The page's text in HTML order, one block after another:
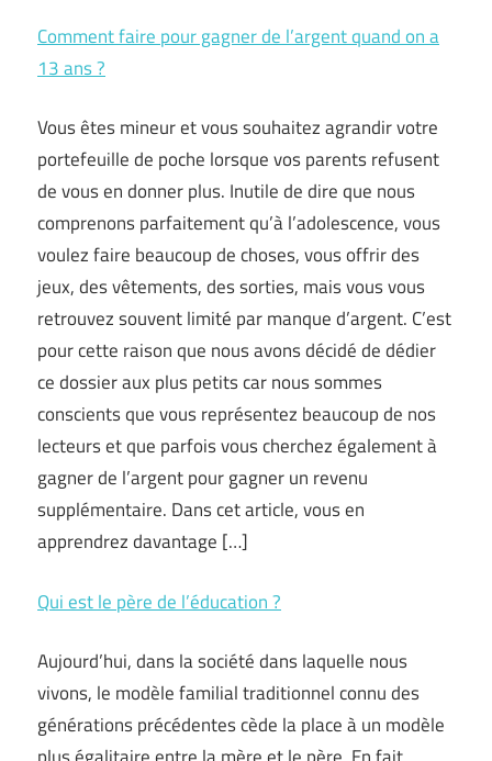
Comment faire pour gagner de l’argent quand on a
13 ans ?
Vous êtes mineur et vous souhaitez agrandir votre
portefeuille de poche lorsque vos parents refusent
de vous en donner plus. Inutile de dire que nous
comprenons parfaitement qu’à l’adolescence, vous
voulez faire beaucoup de choses, vous offrir des
jeux, des vêtements, des sorties, mais vous vous
retrouvez souvent limité par manque d’argent. C’est
pour cette raison que nous avons décidé de dédier
ce dossier aux plus petits car nous sommes
conscients que vous représentez beaucoup de nos
lecteurs et que parfois vous cherchez également à
gagner de l’argent pour gagner un revenu
supplémentaire. Dans cet article, vous en
apprendrez davantage […]
Qui est le père de l’éducation ?
Aujourd’hui, dans la société dans laquelle nous
vivons, le modèle familial traditionnel connu des
générations précédentes cède la place à un modèle